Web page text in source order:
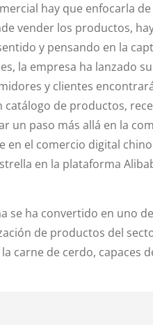
hay que enfocarla
vender los productos,
y pensando en la
la empresa ha lanzado
y clientes
catálogo de productos,
un paso más allá en la
en el comercio digital
en la plataforma
se ha convertido en uno
de productos del
carne de cerdo, capaces